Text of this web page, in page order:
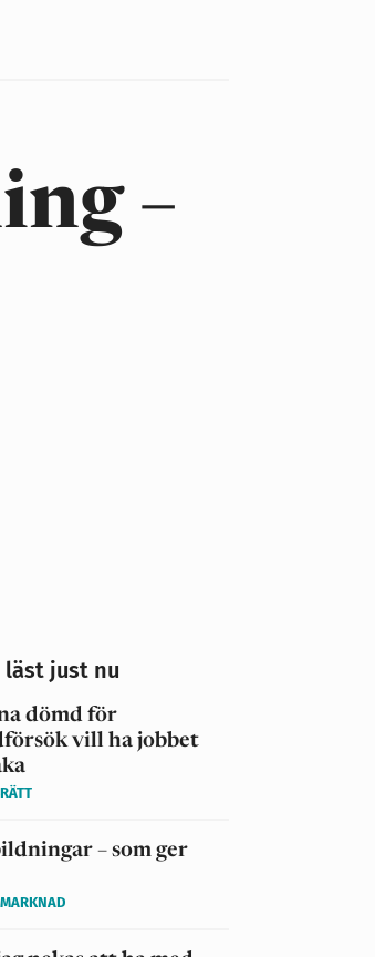
–
läst just nu
dömd för
vill ha jobbet
– som ger